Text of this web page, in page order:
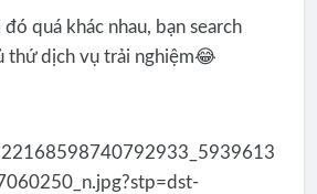
quá khác nhau, bạn search
thứ dịch vụ trải nghiệm😂